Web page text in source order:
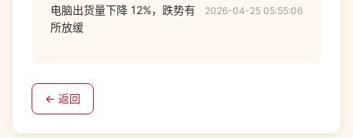
电脑出货量下降 12%，跌势有
所放缓
2026-04-25 05:55:06
← 返回